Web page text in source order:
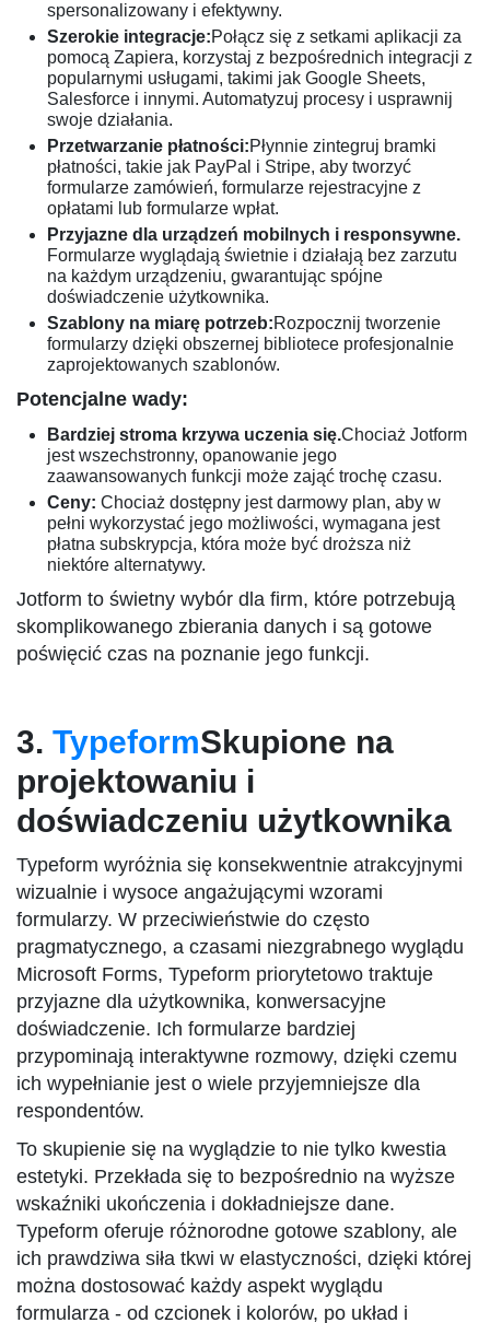
spersonalizowany i efektywny.
Szerokie integracje:Połącz się z setkami aplikacji za
pomocą Zapiera, korzystaj z bezpośrednich integracji z
popularnymi usługami, takimi jak Google Sheets,
Salesforce i innymi. Automatyzuj procesy i usprawnij
swoje działania.
Przetwarzanie płatności:Płynnie zintegruj bramki
płatności, takie jak PayPal i Stripe, aby tworzyć
formularze zamówień, formularze rejestracyjne z
opłatami lub formularze wpłat.
Przyjazne dla urządzeń mobilnych i responsywne.
Formularze wyglądają świetnie i działają bez zarzutu
na każdym urządzeniu, gwarantując spójne
doświadczenie użytkownika.
Szablony na miarę potrzeb:Rozpocznij tworzenie
formularzy dzięki obszernej bibliotece profesjonalnie
zaprojektowanych szablonów.
Potencjalne wady:
Bardziej stroma krzywa uczenia się.Chociaż Jotform
jest wszechstronny, opanowanie jego
zaawansowanych funkcji może zająć trochę czasu.
Ceny: Chociaż dostępny jest darmowy plan, aby w
pełni wykorzystać jego możliwości, wymagana jest
płatna subskrypcja, która może być droższa niż
niektóre alternatywy.
Jotform to świetny wybór dla firm, które potrzebują
skomplikowanego zbierania danych i są gotowe
poświęcić czas na poznanie jego funkcji.
3. TypeformSkupione na
projektowaniu i
doświadczeniu użytkownika
Typeform wyróżnia się konsekwentnie atrakcyjnymi
wizualnie i wysoce angażującymi wzorami
formularzy. W przeciwieństwie do często
pragmatycznego, a czasami niezgrabnego wyglądu
Microsoft Forms, Typeform priorytetowo traktuje
przyjazne dla użytkownika, konwersacyjne
doświadczenie. Ich formularze bardziej
przypominają interaktywne rozmowy, dzięki czemu
ich wypełnianie jest o wiele przyjemniejsze dla
respondentów.
To skupienie się na wyglądzie to nie tylko kwestia
estetyki. Przekłada się to bezpośrednio na wyższe
wskaźniki ukończenia i dokładniejsze dane.
Typeform oferuje różnorodne gotowe szablony, ale
ich prawdziwa siła tkwi w elastyczności, dzięki której
można dostosować każdy aspekt wyglądu
formularza - od czcionek i kolorów, po układ i